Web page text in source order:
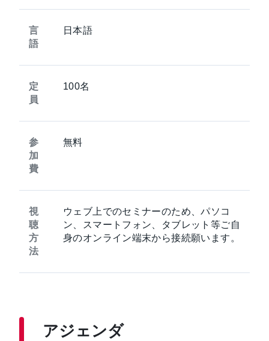
言
語
日本語
定
員
100名
参
加
費
無料
視
聴
方
法
ウェブ上でのセミナーのため、パソコ
ン、スマートフォン、タブレット等ご自
身のオンライン端末から接続願います。
アジェンダ